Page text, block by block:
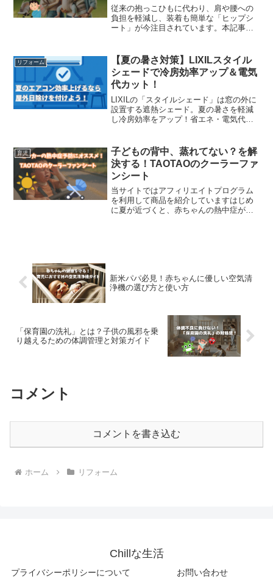
従来の抱っこひもに代わり、肩や腰への
負担を軽減し、装着も簡単な「ヒップシ
ート」が今注目されています。本記事で
体験談までを、カジュアルでわかりやす
くご紹介します。
リフォーム
【夏の暑さ対策】LIXILスタイル
シェードで冷房効率アップ＆電気
代カット！
LIXILの「スタイルシェード」は窓の外に
設置する遮熱シェード。夏の暑さを軽減
し冷房効率をアップ！省エネ・電気代節
育児
子どもの背中、蒸れてない？を解
決する！TAOTAOのクーラーファ
ンシート
当サイトではアフィリエイトプログラム
を利用して商品を紹介していますはじめ
に夏が近づくと、赤ちゃんの熱中症が気
新米パパ必見！赤ちゃんに優しい空気清
浄機の選び方と使い方
「保育園の洗礼」とは？子供の風邪を乗
り越えるための体調管理と対策ガイド
コメント
コメントを書き込む
ホーム リフォーム
Chillな生活
プライバシーポリシーについて
お問い合わせ